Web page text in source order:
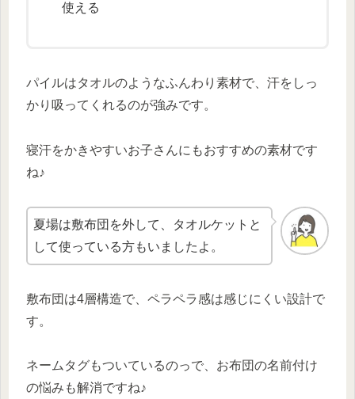
使える
パイルはタオルのようなふんわり素材で、汗をしっ
かり吸ってくれるのが強みです。
寝汗をかきやすいお子さんにもおすすめの素材です
ね♪
夏場は敷布団を外して、タオルケットと
して使っている方もいましたよ。
敷布団は4層構造で、ペラペラ感は感じにくい設計で
す。
ネームタグもついているのっで、お布団の名前付け
の悩みも解消ですね♪